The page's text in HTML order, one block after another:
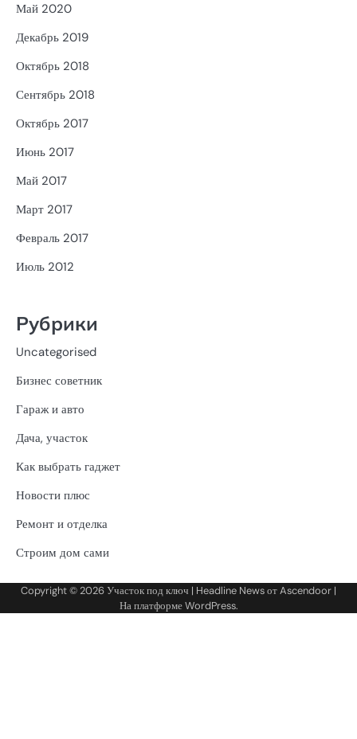
Май 2020
Декабрь 2019
Октябрь 2018
Сентябрь 2018
Октябрь 2017
Июнь 2017
Май 2017
Март 2017
Февраль 2017
Июль 2012
Рубрики
Uncategorised
Бизнес советник
Гараж и авто
Дача, участок
Как выбрать гаджет
Новости плюс
Ремонт и отделка
Строим дом сами
Copyright © 2026Участок под ключ | Headline News отAscendoor |
На платформеWordPress.